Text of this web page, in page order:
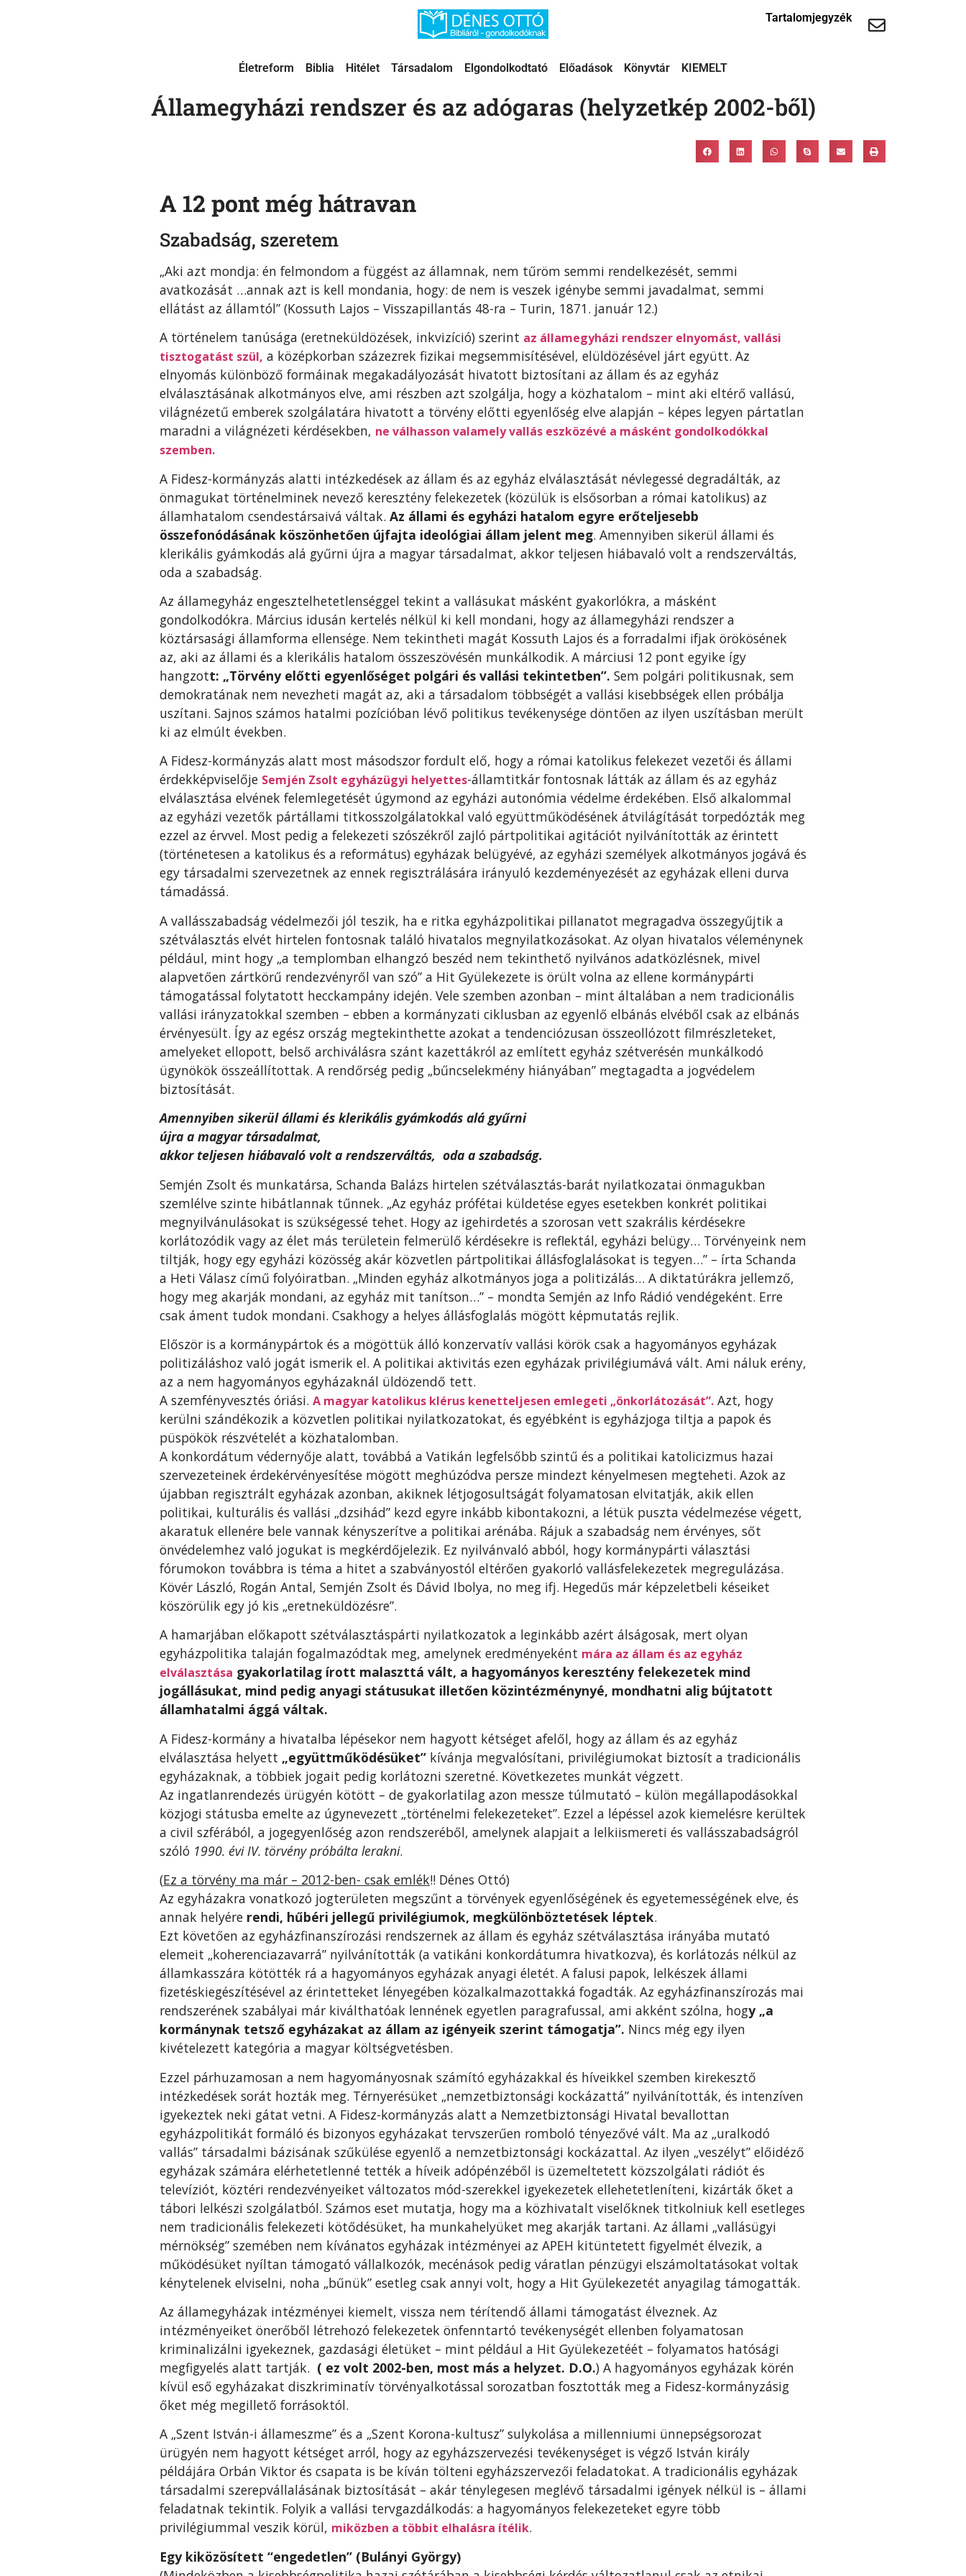
Tartalomjegyzék
Életreform Biblia Hitélet Társadalom Elgondolkodtató Előadások Könyvtár KIEMELT
Államegyházi rendszer és az adógaras (helyzetkép 2002-ből)
A 12 pont még hátravan
Szabadság, szeretem
„Aki azt mondja: én felmondom a függést az államnak, nem tűröm semmi rendelkezését, semmi
avatkozását …annak azt is kell mondania, hogy: de nem is veszek igénybe semmi javadalmat, semmi
ellátást az államtól” (Kossuth Lajos – Visszapillantás 48-ra – Turin, 1871. január 12.)
A történelem tanúsága (eretneküldözések, inkvizíció) szerint az államegyházi rendszer elnyomást, vallási
tisztogatást szül, a középkorban százezrek fizikai megsemmisítésével, elüldözésével járt együtt. Az
elnyomás különböző formáinak megakadályozását hivatott biztosítani az állam és az egyház
elválasztásának alkotmányos elve, ami részben azt szolgálja, hogy a közhatalom – mint aki eltérő vallású,
világnézetű emberek szolgálatára hivatott a törvény előtti egyenlőség elve alapján – képes legyen pártatlan
maradni a világnézeti kérdésekben, ne válhasson valamely vallás eszközévé a másként gondolkodókkal
szemben.
A Fidesz-kormányzás alatti intézkedések az állam és az egyház elválasztását névlegessé degradálták, az
önmagukat történelminek nevező keresztény felekezetek (közülük is elsősorban a római katolikus) az
államhatalom csendestársaivá váltak. Az állami és egyházi hatalom egyre erőteljesebb
összefonódásának köszönhetően újfajta ideológiai állam jelent meg. Amennyiben sikerül állami és
klerikális gyámkodás alá gyűrni újra a magyar társadalmat, akkor teljesen hiábavaló volt a rendszerváltás,
oda a szabadság.
Az államegyház engesztelhetetlenséggel tekint a vallásukat másként gyakorlókra, a másként
gondolkodókra. Március idusán kertelés nélkül ki kell mondani, hogy az államegyházi rendszer a
köztársasági államforma ellensége. Nem tekintheti magát Kossuth Lajos és a forradalmi ifjak örökösének
az, aki az állami és a klerikális hatalom összeszövésén munkálkodik. A márciusi 12 pont egyike így
hangzott: „Törvény előtti egyenlőséget polgári és vallási tekintetben”. Sem polgári politikusnak, sem
demokratának nem nevezheti magát az, aki a társadalom többségét a vallási kisebbségek ellen próbálja
uszítani. Sajnos számos hatalmi pozícióban lévő politikus tevékenysége döntően az ilyen uszításban merült
ki az elmúlt években.
A Fidesz-kormányzás alatt most másodszor fordult elő, hogy a római katolikus felekezet vezetői és állami
érdekképviselője Semjén Zsolt egyházügyi helyettes-államtitkár fontosnak látták az állam és az egyház
elválasztása elvének felemlegetését úgymond az egyházi autonómia védelme érdekében. Első alkalommal
az egyházi vezetők pártállami titkosszolgálatokkal való együttműködésének átvilágítását torpedózták meg
ezzel az érvvel. Most pedig a felekezeti szószékről zajló pártpolitikai agitációt nyilvánították az érintett
(történetesen a katolikus és a református) egyházak belügyévé, az egyházi személyek alkotmányos jogává és
egy társadalmi szervezetnek az ennek regisztrálására irányuló kezdeményezését az egyházak elleni durva
támadássá.
A vallásszabadság védelmezői jól teszik, ha e ritka egyházpolitikai pillanatot megragadva összegyűjtik a
szétválasztás elvét hirtelen fontosnak találó hivatalos megnyilatkozásokat. Az olyan hivatalos véleménynek
például, mint hogy „a templomban elhangzó beszéd nem tekinthető nyilvános adatközlésnek, mivel
alapvetően zártkörű rendezvényről van szó” a Hit Gyülekezete is örült volna az ellene kormánypárti
támogatással folytatott hecckampány idején. Vele szemben azonban – mint általában a nem tradicionális
vallási irányzatokkal szemben – ebben a kormányzati ciklusban az egyenlő elbánás elvéből csak az elbánás
érvényesült. Így az egész ország megtekinthette azokat a tendenciózusan összeollózott filmrészleteket,
amelyeket ellopott, belső archiválásra szánt kazettákról az említett egyház szétverésén munkálkodó
ügynökök összeállítottak. A rendőrség pedig „bűncselekmény hiányában” megtagadta a jogvédelem
biztosítását.
Amennyiben sikerül állami és klerikális gyámkodás alá gyűrni
újra a magyar társadalmat,
akkor teljesen hiábavaló volt a rendszerváltás, oda a szabadság.
Semjén Zsolt és munkatársa, Schanda Balázs hirtelen szétválasztás-barát nyilatkozatai önmagukban
szemlélve szinte hibátlannak tűnnek. „Az egyház prófétai küldetése egyes esetekben konkrét politikai
megnyilvánulásokat is szükségessé tehet. Hogy az igehirdetés a szorosan vett szakrális kérdésekre
korlátozódik vagy az élet más területein felmerülő kérdésekre is reflektál, egyházi belügy… Törvényeink nem
tiltják, hogy egy egyházi közösség akár közvetlen pártpolitikai állásfoglalásokat is tegyen…” – írta Schanda
a Heti Válasz című folyóiratban. „Minden egyház alkotmányos joga a politizálás… A diktatúrákra jellemző,
hogy meg akarják mondani, az egyház mit tanítson…” – mondta Semjén az Info Rádió vendégeként. Erre
csak áment tudok mondani. Csakhogy a helyes állásfoglalás mögött képmutatás rejlik.
Először is a kormánypártok és a mögöttük álló konzervatív vallási körök csak a hagyományos egyházak
politizáláshoz való jogát ismerik el. A politikai aktivitás ezen egyházak privilégiumává vált. Ami náluk erény,
az a nem hagyományos egyházaknál üldözendő tett.
A szemfényvesztés óriási. A magyar katolikus klérus kenetteljesen emlegeti „önkorlátozását”. Azt, hogy
kerülni szándékozik a közvetlen politikai nyilatkozatokat, és egyébként is egyházjoga tiltja a papok és
püspökök részvételét a közhatalomban.
A konkordátum védernyője alatt, továbbá a Vatikán legfelsőbb szintű és a politikai katolicizmus hazai
szervezeteinek érdekérvényesítése mögött meghúzódva persze mindezt kényelmesen megteheti. Azok az
újabban regisztrált egyházak azonban, akiknek létjogosultságát folyamatosan elvitatják, akik ellen
politikai, kulturális és vallási „dzsihád” kezd egyre inkább kibontakozni, a létük puszta védelmezése végett,
akaratuk ellenére bele vannak kényszerítve a politikai arénába. Rájuk a szabadság nem érvényes, sőt
önvédelemhez való jogukat is megkérdőjelezik. Ez nyilvánvaló abból, hogy kormánypárti választási
fórumokon továbbra is téma a hitet a szabványostól eltérően gyakorló vallásfelekezetek megregulázása.
Kövér László, Rogán Antal, Semjén Zsolt és Dávid Ibolya, no meg ifj. Hegedűs már képzeletbeli késeiket
köszörülik egy jó kis „eretneküldözésre”.
A hamarjában előkapott szétválasztáspárti nyilatkozatok a leginkább azért álságosak, mert olyan
egyházpolitika talaján fogalmazódtak meg, amelynek eredményeként mára az állam és az egyház
elválasztása gyakorlatilag írott malaszttá vált, a hagyományos keresztény felekezetek mind
jogállásukat, mind pedig anyagi státusukat illetően közintézménynyé, mondhatni alig bújtatott
államhatalmi ággá váltak.
A Fidesz-kormány a hivatalba lépésekor nem hagyott kétséget afelől, hogy az állam és az egyház
elválasztása helyett „együttműködésüket” kívánja megvalósítani, privilégiumokat biztosít a tradicionális
egyházaknak, a többiek jogait pedig korlátozni szeretné. Következetes munkát végzett.
Az ingatlanrendezés ürügyén kötött – de gyakorlatilag azon messze túlmutató – külön megállapodásokkal
közjogi státusba emelte az úgynevezett „történelmi felekezeteket”. Ezzel a lépéssel azok kiemelésre kerültek
a civil szférából, a jogegyenlőség azon rendszeréből, amelynek alapjait a lelkiismereti és vallásszabadságról
szóló 1990. évi IV. törvény próbálta lerakni.
(Ez a törvény ma már – 2012-ben- csak emlék!! Dénes Ottó)
Az egyházakra vonatkozó jogterületen megszűnt a törvények egyenlőségének és egyetemességének elve, és
annak helyére rendi, hűbéri jellegű privilégiumok, megkülönböztetések léptek.
Ezt követően az egyházfinanszírozási rendszernek az állam és egyház szétválasztása irányába mutató
elemeit „koherenciazavarrá” nyilvánították (a vatikáni konkordátumra hivatkozva), és korlátozás nélkül az
államkasszára kötötték rá a hagyományos egyházak anyagi életét. A falusi papok, lelkészek állami
fizetéskiegészítésével az érintetteket lényegében közalkalmazottakká fogadták. Az egyházfinanszírozás mai
rendszerének szabályai már kiválthatóak lennének egyetlen paragrafussal, ami akként szólna, hogy „a
kormánynak tetsző egyházakat az állam az igényeik szerint támogatja”. Nincs még egy ilyen
kivételezett kategória a magyar költségvetésben.
Ezzel párhuzamosan a nem hagyományosnak számító egyházakkal és híveikkel szemben kirekesztő
intézkedések sorát hozták meg. Térnyerésüket „nemzetbiztonsági kockázattá” nyilvánították, és intenzíven
igyekeztek neki gátat vetni. A Fidesz-kormányzás alatt a Nemzetbiztonsági Hivatal bevallottan
egyházpolitikát formáló és bizonyos egyházakat tervszerűen romboló tényezővé vált. Ma az „uralkodó
vallás” társadalmi bázisának szűkülése egyenlő a nemzetbiztonsági kockázattal. Az ilyen „veszélyt” előidéző
egyházak számára elérhetetlenné tették a híveik adópénzéből is üzemeltetett közszolgálati rádiót és
televíziót, köztéri rendezvényeiket változatos mód-szerekkel igyekezetek ellehetetleníteni, kizárták őket a
tábori lelkészi szolgálatból. Számos eset mutatja, hogy ma a közhivatalt viselőknek titkolniuk kell esetleges
nem tradicionális felekezeti kötődésüket, ha munkahelyüket meg akarják tartani. Az állami „vallásügyi
mérnökség” szemében nem kívánatos egyházak intézményei az APEH kitüntetett figyelmét élvezik, a
működésüket nyíltan támogató vállalkozók, mecénások pedig váratlan pénzügyi elszámoltatásokat voltak
kénytelenek elviselni, noha „bűnük” esetleg csak annyi volt, hogy a Hit Gyülekezetét anyagilag támogatták.
Az államegyházak intézményei kiemelt, vissza nem térítendő állami támogatást élveznek. Az
intézményeiket önerőből létrehozó felekezetek önfenntartó tevékenységét ellenben folyamatosan
kriminalizálni igyekeznek, gazdasági életüket – mint például a Hit Gyülekezetéét – folyamatos hatósági
megfigyelés alatt tartják. ( ez volt 2002-ben, most más a helyzet. D.O.) A hagyományos egyházak körén
kívül eső egyházakat diszkriminatív törvényalkotással sorozatban fosztották meg a Fidesz-kormányzásig
őket még megillető forrásoktól.
A „Szent István-i állameszme” és a „Szent Korona-kultusz” sulykolása a millenniumi ünnepségsorozat
ürügyén nem hagyott kétséget arról, hogy az egyházszervezési tevékenységet is végző István király
példájára Orbán Viktor és csapata is be kíván tölteni egyházszervezői feladatokat. A tradicionális egyházak
társadalmi szerepvállalásának biztosítását – akár ténylegesen meglévő társadalmi igények nélkül is – állami
feladatnak tekintik. Folyik a vallási tervgazdálkodás: a hagyományos felekezeteket egyre több
privilégiummal veszik körül, miközben a többit elhalásra ítélik.
Egy kiközösített “engedetlen” (Bulányi György)